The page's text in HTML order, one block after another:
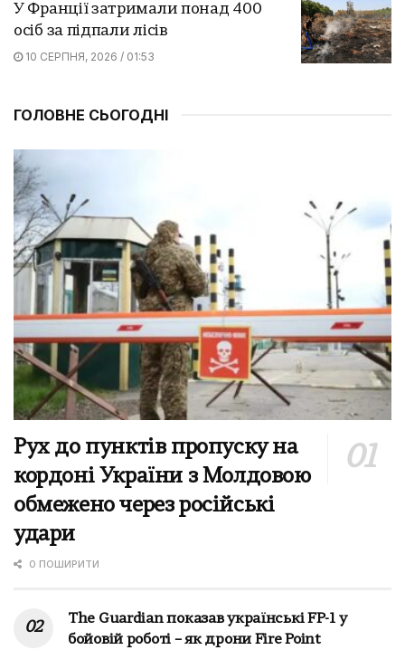
У Франції затримали понад 400
осіб за підпали лісів
10 СЕРПНЯ, 2026 / 01:53
ГОЛОВНЕ СЬОГОДНІ
Рух до пунктів пропуску на
кордоні України з Молдовою
обмежено через російські
удари
0 ПОШИРИТИ
The Guardian показав українські FP-1 у
бойовій роботі – як дрони Fire Point